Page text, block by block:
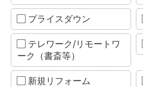
プライスダウン
テレワーク/リモートワ
ーク（書斎等）
新規リフォーム